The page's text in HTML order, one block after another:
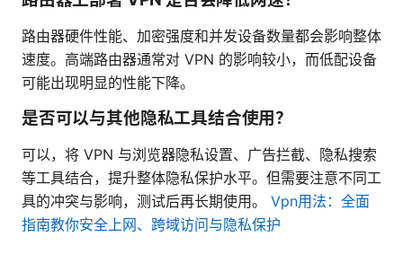
路由器硬件性能、加密强度和并发设备数量都会影响整体
速度。高端路由器通常对 VPN 的影响较小，而低配设备
可能出现明显的性能下降。
是否可以与其他隐私工具结合使用？
可以，将 VPN 与浏览器隐私设置、广告拦截、隐私搜索
等工具结合，提升整体隐私保护水平。但需要注意不同工
具的冲突与影响，测试后再长期使用。 Vpn用法：全面
指南教你安全上网、跨域访问与隐私保护